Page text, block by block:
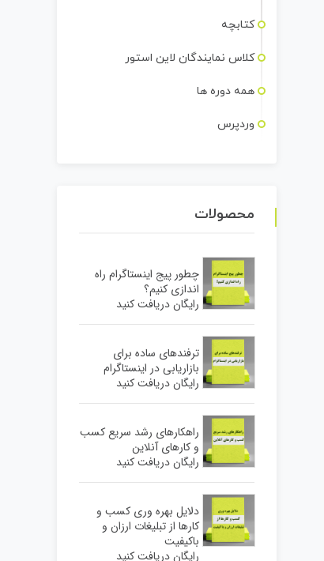
کتابچه
کلاس نمایندگان لاین استور
همه دوره ها
وردپرس
محصولات
چطور پیج اینستاگرام راه
اندازی کنیم؟
رایگان دریافت کنید
ترفندهای ساده برای
بازاریابی در اینستاگرام
رایگان دریافت کنید
راهکارهای رشد سریع کسب
و کارهای آنلاین
رایگان دریافت کنید
دلایل بهره وری کسب و
کارها از تبلیغات ارزان و
باکیفیت
رایگان دریافت کنید